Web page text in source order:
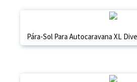
Pára-Sol Para Autocaravana XL